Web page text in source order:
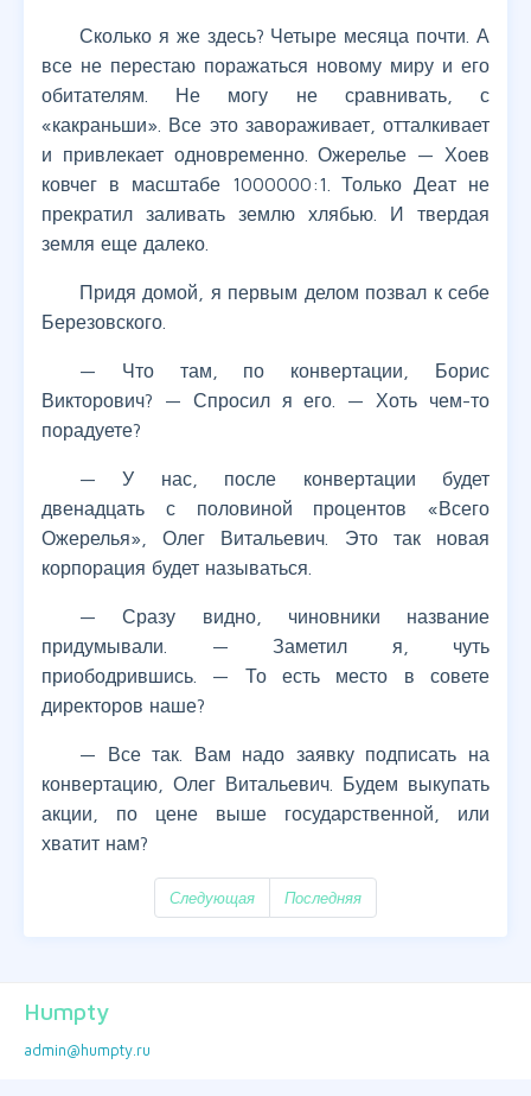
Сколько я же здесь? Четыре месяца почти. А
все не перестаю поражаться новому миру и его
обитателям. Не могу не сравнивать, с
«какраньши». Все это завораживает, отталкивает
и привлекает одновременно. Ожерелье — Хоев
ковчег в масштабе 1000000:1. Только Деат не
прекратил заливать землю хлябью. И твердая
земля еще далеко.
Придя домой, я первым делом позвал к себе
Березовского.
— Что там, по конвертации, Борис
Викторович? — Спросил я его. — Хоть чем-то
порадуете?
— У нас, после конвертации будет
двенадцать с половиной процентов «Всего
Ожерелья», Олег Витальевич. Это так новая
корпорация будет называться.
— Сразу видно, чиновники название
придумывали. — Заметил я, чуть
приободрившись. — То есть место в совете
директоров наше?
— Все так. Вам надо заявку подписать на
конвертацию, Олег Витальевич. Будем выкупать
акции, по цене выше государственной, или
хватит нам?
Следующая Последняя
Humpty
admin@humpty.ru